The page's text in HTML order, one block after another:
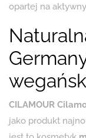
opartej na
CILAMOUR
jako produkt